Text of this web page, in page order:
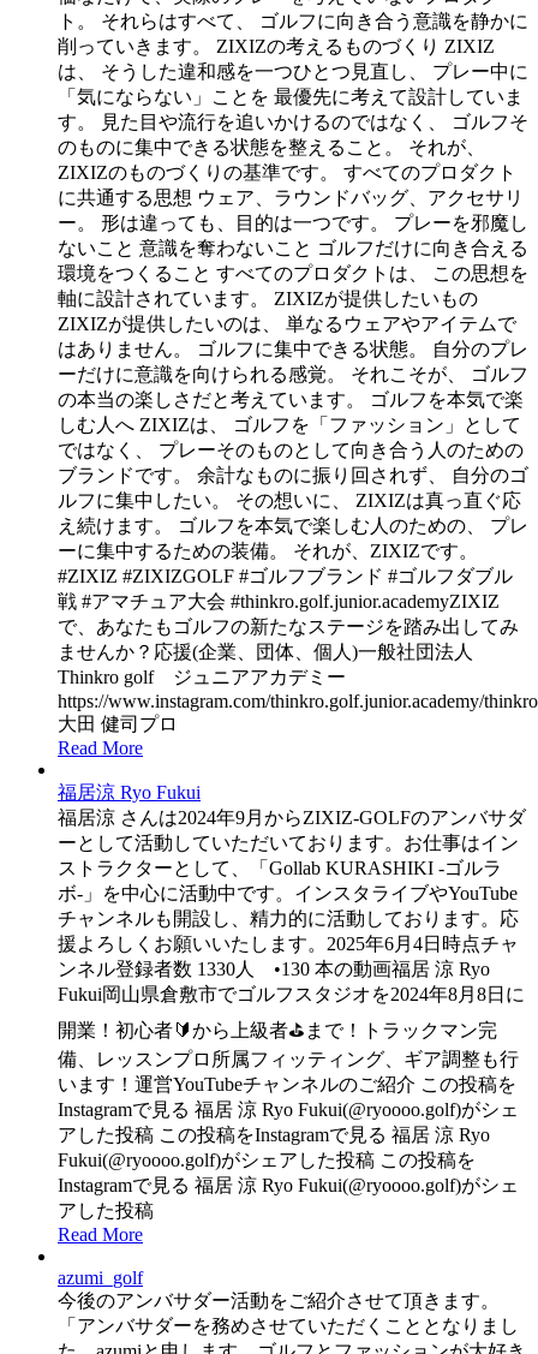
ト。 それらはすべて、 ゴルフに向き合う意識を静かに
削っていきます。 ZIXIZの考えるものづくり ZIXIZ
は、 そうした違和感を一つひとつ見直し、 プレー中に
「気にならない」ことを 最優先に考えて設計していま
す。 見た目や流行を追いかけるのではなく、 ゴルフそ
のものに集中できる状態を整えること。 それが、
ZIXIZのものづくりの基準です。 すべてのプロダクト
に共通する思想 ウェア、ラウンドバッグ、アクセサリ
ー。 形は違っても、目的は一つです。 プレーを邪魔し
ないこと 意識を奪わないこと ゴルフだけに向き合える
環境をつくること すべてのプロダクトは、 この思想を
軸に設計されています。 ZIXIZが提供したいもの
ZIXIZが提供したいのは、 単なるウェアやアイテムで
はありません。 ゴルフに集中できる状態。 自分のプレ
ーだけに意識を向けられる感覚。 それこそが、 ゴルフ
の本当の楽しさだと考えています。 ゴルフを本気で楽
しむ人へ ZIXIZは、 ゴルフを「ファッション」として
ではなく、 プレーそのものとして向き合う人のための
ブランドです。 余計なものに振り回されず、 自分のゴ
ルフに集中したい。 その想いに、 ZIXIZは真っ直ぐ応
え続けます。 ゴルフを本気で楽しむ人のための、 プレ
ーに集中するための装備。 それが、ZIXIZです。
#ZIXIZ #ZIXIZGOLF #ゴルフブランド #ゴルフダブル
戦 #アマチュア大会 #thinkro.golf.junior.academyZIXIZ
で、あなたもゴルフの新たなステージを踏み出してみ
ませんか？応援(企業、団体、個人)一般社団法人
Thinkro golf ジュニアアカデミー
https://www.instagram.com/thinkro.golf.junior.academy/
大田 健司プロ
Read More
福居涼 Ryo Fukui
福居涼 さんは2024年9月からZIXIZ-GOLFのアンバサダ
ーとして活動していただいております。お仕事はイン
ストラクターとして、「Gollab KURASHIKI -ゴルラ
ボ-」を中心に活動中です。インスタライブやYouTube
チャンネルも開設し、精力的に活動しております。応
援よろしくお願いいたします。2025年6月4日時点チャ
ンネル登録者数 1330人 •130 本の動画福居 涼 Ryo
Fukui岡山県倉敷市でゴルフスタジオを2024年8月8日に
開業！初心者🔰から上級者⛳️まで！トラックマン完
備、レッスンプロ所属フィッティング、ギア調整も行
います！運営YouTubeチャンネルのご紹介 この投稿を
Instagramで見る 福居 涼 Ryo Fukui(@ryoooo.golf)がシェ
アした投稿 この投稿をInstagramで見る 福居 涼 Ryo
Fukui(@ryoooo.golf)がシェアした投稿 この投稿を
Instagramで見る 福居 涼 Ryo Fukui(@ryoooo.golf)がシェ
アした投稿
Read More
azumi_golf
今後のアンバサダー活動をご紹介させて頂きます。
「アンバサダーを務めさせていただくこととなりまし